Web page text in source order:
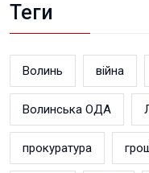
Теги
Волинь війна
Волинська ОДА
прокуратура